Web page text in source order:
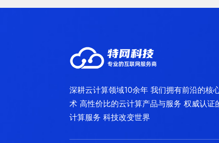
深耕云计算领域10余年 我们拥有前沿的核
术 高性价比的云计算产品与服务 权威认证
计算服务 科技改变世界